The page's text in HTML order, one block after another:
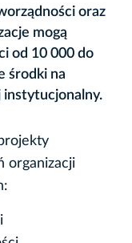
oraz
mogą
od 10 000 do
środki na
instytucjonalny.
organizacji